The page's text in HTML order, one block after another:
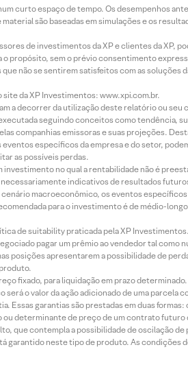
curto espaço de tempo. Os desempenhos
são baseadas em simulações e os
de investimentos da XP e clientes da XP,
propósito, sem o prévio consentimento
não se sentirem satisfeitos com as soluções
da XP Investimentos: www.xpi.com.br.
a decorrer da utilização deste relatório ou seu
seguindo conceitos como tendência,
companhias emissoras e suas projeções.
específicos da empresa e do setor,
as possíveis perdas.
investimento no qual a rentabilidade não é
indicativos de resultados
macroeconômico, os eventos
para o investimento é de médio-
de suitability praticada pela XP
pagar um prêmio ao vendedor tal como
posições apresentarem a possibilidade de
fixado, para liquidação em prazo
o valor da ação adicionado de uma parcela
Essas garantias são prestadas em duas
determinante de preço de um contrato
que contempla a possibilidade de oscilação
garantido neste tipo de produto. As condições